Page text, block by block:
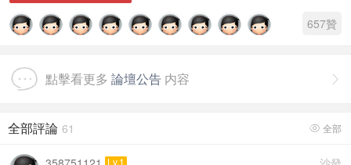
657贊

點擊看更多 論壇公告 内容
 全部
全部評論 61
Lv.1